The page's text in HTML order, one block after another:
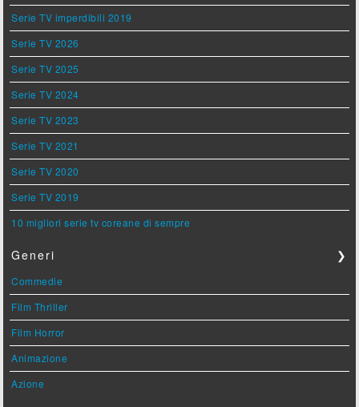
Serie TV imperdibili 2019
Serie TV 2026
Serie TV 2025
Serie TV 2024
Serie TV 2023
Serie TV 2021
Serie TV 2020
Serie TV 2019
10 migliori serie tv coreane di sempre
Generi ❯
Commedie
Film Thriller
Film Horror
Animazione
Azione